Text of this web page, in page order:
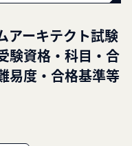
アーキテクト試験
験資格・科目・合
易度・合格基準等